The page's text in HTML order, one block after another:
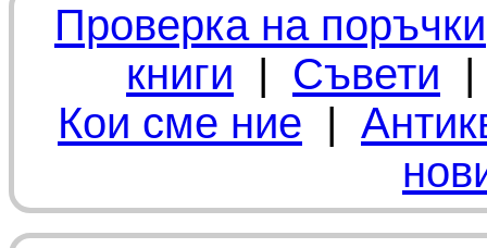
Проверка на поръчки
книги | Съвети
Кои сме ние |